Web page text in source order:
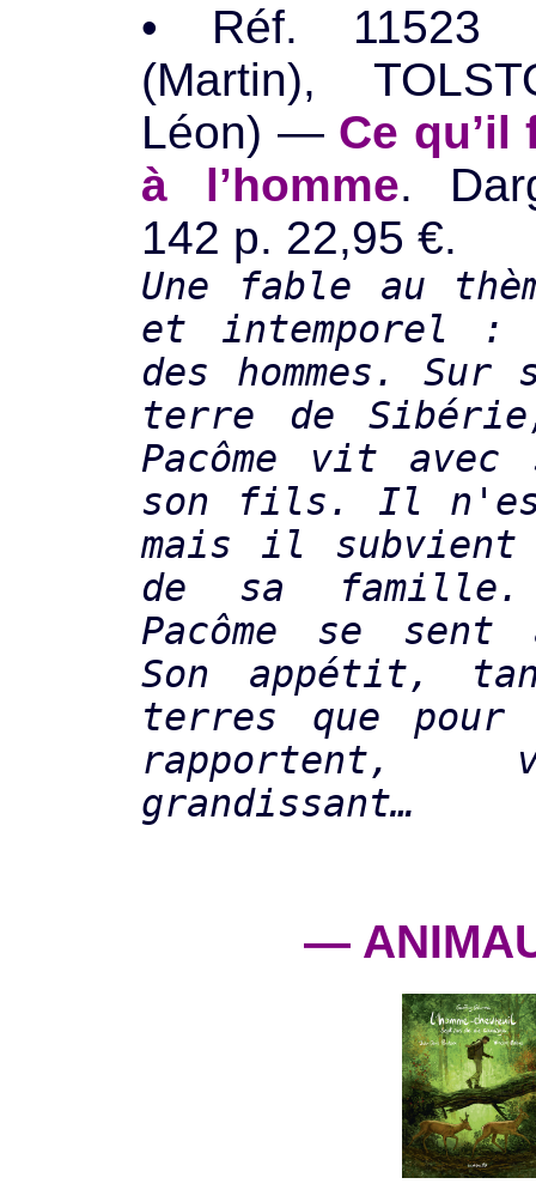
• Réf. 11523
(Martin),
Léon) — Ce qu’il
à l’homme.
142 p. 22,95 €.
Une fable au
et intemporel :
des hommes.
terre de
Pacôme vit avec
son fils. Il
mais il subvient
de sa famille.
Pacôme se
Son appétit,
terres que
grandissant…
—